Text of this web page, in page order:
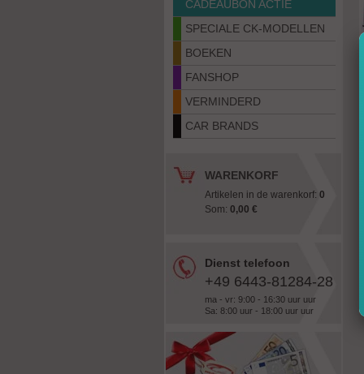
CADEAUBON ACTIE
SPECIALE CK-MODELLEN
BOEKEN
FANSHOP
VERMINDERD
CAR BRANDS
WARENKORF
Artikelen in de warenkorf: 0
Som: 0,00 €
Dienst telefoon
+49 6443-81284-28
ma - vr: 9:00 - 16:30 uur uur
Sa: 8:00 uur - 18:00 uur uur